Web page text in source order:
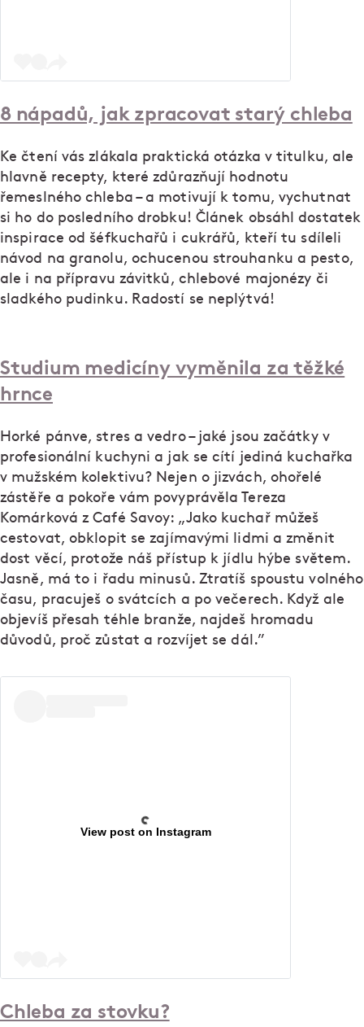
8 nápadů, jak zpracovat starý chleba
Ke čtení vás zlákala praktická otázka v titulku, ale
hlavně recepty, které zdůrazňují hodnotu
řemeslného chleba – a motivují k tomu, vychutnat
si ho do posledního drobku! Článek obsáhl dostatek
inspirace od šéfkuchařů i cukrářů, kteří tu sdíleli
návod na granolu, ochucenou strouhanku a pesto,
ale i na přípravu závitků, chlebové majonézy či
sladkého pudinku. Radostí se neplýtvá!
Studium medicíny vyměnila za těžké
hrnce
Horké pánve, stres a vedro – jaké jsou začátky v
profesionální kuchyni a jak se cítí jediná kuchařka
v mužském kolektivu? Nejen o jizvách, ohořelé
zástěře a pokoře vám povyprávěla Tereza
Komárková z Café Savoy: „Jako kuchař můžeš
cestovat, obklopit se zajímavými lidmi a změnit
dost věcí, protože náš přístup k jídlu hýbe světem.
Jasně, má to i řadu minusů. Ztratíš spoustu volného
času, pracuješ o svátcích a po večerech. Když ale
objevíš přesah téhle branže, najdeš hromadu
důvodů, proč zůstat a rozvíjet se dál.”
View post on Instagram
Chleba za stovku?